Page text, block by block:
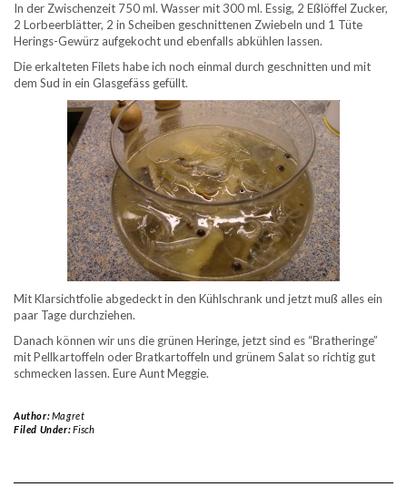
In der Zwischenzeit 750 ml. Wasser mit 300 ml. Essig, 2 Eßlöffel Zucker,
2 Lorbeerblätter, 2 in Scheiben geschnittenen Zwiebeln und 1 Tüte
Herings-Gewürz aufgekocht und ebenfalls abkühlen lassen.
Die erkalteten Filets habe ich noch einmal durch geschnitten und mit
dem Sud in ein Glasgefäss gefüllt.
Mit Klarsichtfolie abgedeckt in den Kühlschrank und jetzt muß alles ein
paar Tage durchziehen.
Danach können wir uns die grünen Heringe, jetzt sind es “Bratheringe”
mit Pellkartoffeln oder Bratkartoffeln und grünem Salat so richtig gut
schmecken lassen. Eure Aunt Meggie.
Author:Magret
Filed Under:Fisch